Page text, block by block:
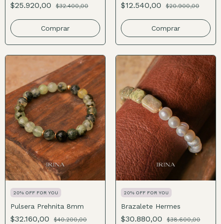
$25.920,00 $32.400,00
Comprar
$12.540,00 $20.900,00
Comprar
20% OFF FOR YOU
Pulsera Prehnita 8mm
$32.160,00 $40.200,00
20% OFF FOR YOU
Brazalete Hermes
$30.880,00 $38.600,00